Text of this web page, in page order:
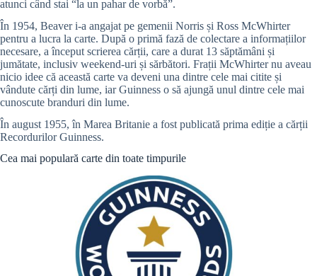
atunci când stai “la un pahar de vorbă”.
În 1954, Beaver i-a angajat pe gemenii Norris și Ross McWhirter
pentru a lucra la carte. După o primă fază de colectare a informațiilor
necesare, a început scrierea cărții, care a durat 13 săptămâni și
jumătate, inclusiv weekend-uri și sărbători. Frații McWhirter nu aveau
nicio idee că această carte va deveni una dintre cele mai citite și
vândute cărți din lume, iar Guinness o să ajungă unul dintre cele mai
cunoscute branduri din lume.
În august 1955, în Marea Britanie a fost publicată prima ediție a cărții
Recordurilor Guinness.
Cea mai populară carte din toate timpurile